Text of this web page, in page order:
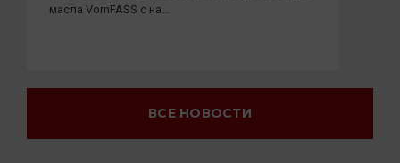
масла VomFASS с на...
ВСЕ НОВОСТИ